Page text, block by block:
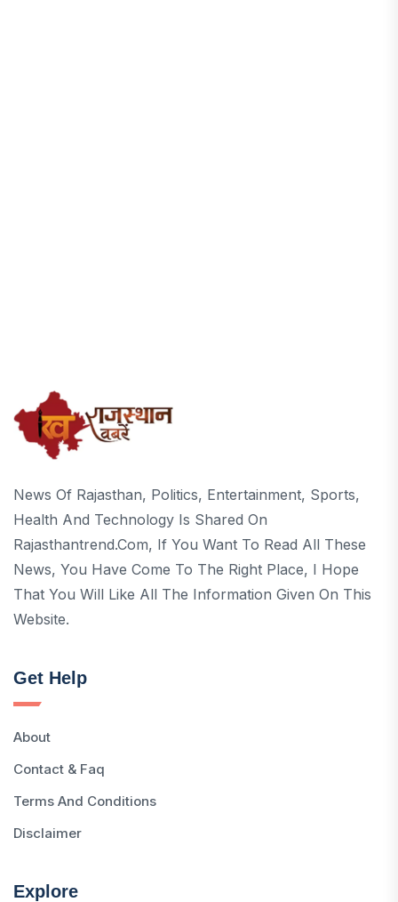
News Of Rajasthan, Politics, Entertainment, Sports,
Health And Technology Is Shared On
Rajasthantrend.com, If You Want To Read All These
News, You Have Come To The Right Place, I Hope
That You Will Like All The Information Given On This
Website.
Get Help
About
Contact & Faq
Terms And Conditions
Disclaimer
Explore